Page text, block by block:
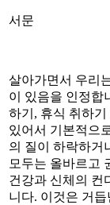
서문
살아가면서 우리
이 있음을 인정합
하기, 휴식 취하기
있어서 기본적으
의 질이 하락하거
모두는 올바르고
건강과 신체의 컨
니다. 이것은 거